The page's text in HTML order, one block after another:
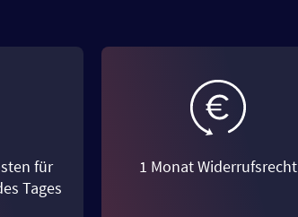
für
Tages
1 Monat Widerrufsrecht